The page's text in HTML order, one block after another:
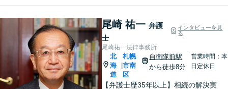
尾崎 祐一 弁護
士
インタビューを見
る
尾崎祐一法律事務所
北
海
道
札幌
市南
区
自衛隊前駅
から徒歩8分
営業時間：本
日定休日
【弁護士歴35年以上】相続の解決実